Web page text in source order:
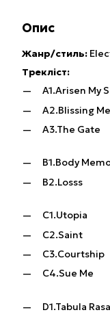
Опис
Жанр/стиль:
Трекліст:
A1.Arisen My
A2.Blissing Me
A3.The Gate
B1.Body
B2.Losss
C1.Utopia
C2.Saint
C3.Courtship
C4.Sue Me
D1.Tabula Rasa